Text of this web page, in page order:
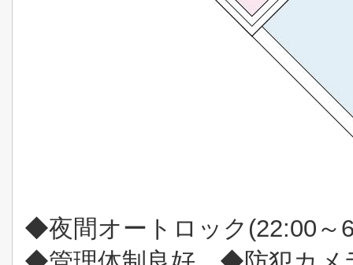
◆夜間オートロック(22:00～